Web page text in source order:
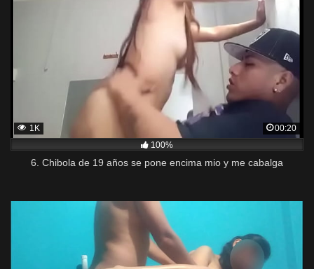
1K
00:20
100%
6. Chibola de 19 años se pone encima mio y me cabalga